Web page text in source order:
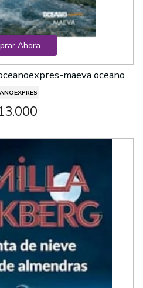
Ahora
maeva oceano